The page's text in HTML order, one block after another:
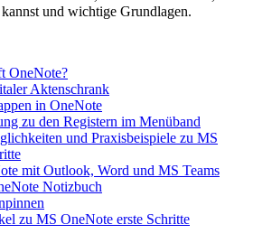
und wichtige Grundlagen.
OneNote?
Aktenschrank
in OneNote
zu den Registern im Menüband
und Praxisbeispiele zu MS
mit Outlook, Word und MS Teams
Notizbuch
zu MS OneNote erste Schritte